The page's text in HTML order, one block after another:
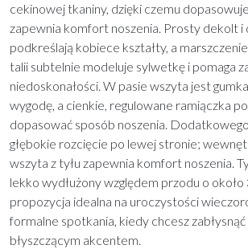
cekinowej tkaniny, dzięki czemu
zapewnia komfort noszenia. Prosty dekolt
podkreślają kobiece kształty, a
talii subtelnie modeluje sylwetkę i pomaga
niedoskonałości. W pasie wszyta jest
wygodę, a cienkie, regulowane ramiączka
dopasować sposób noszenia.
głębokie rozcięcie po lewej stronie;
wszyta z tyłu zapewnia komfort noszenia.
lekko wydłużony względem przodu o około
propozycja idealna na uroczystości
formalne spotkania, kiedy chcesz
błyszczącym akcentem.